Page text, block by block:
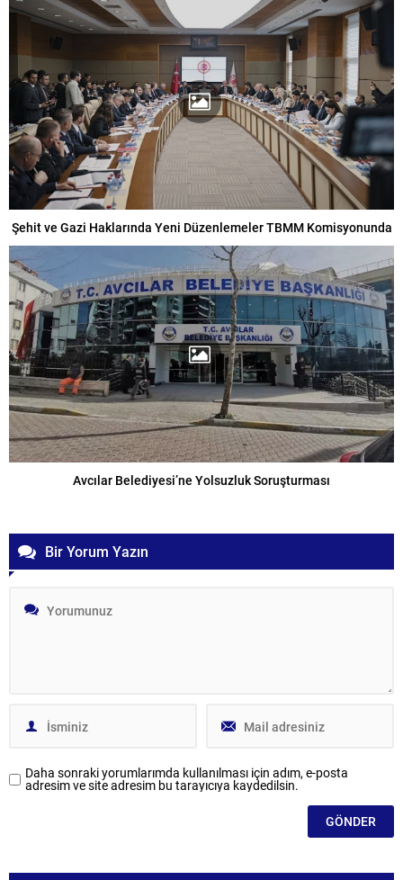
Şehit ve Gazi Haklarında Yeni Düzenlemeler TBMM Komisyonunda
Avcılar Belediyesi’ne Yolsuzluk Soruşturması
Bir Yorum Yazın
Daha sonraki yorumlarımda kullanılması için adım, e-posta
adresim ve site adresim bu tarayıcıya kaydedilsin.